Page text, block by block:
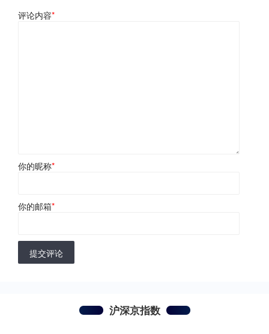
评论内容*
你的昵称*
你的邮箱*
提交评论
沪深京指数